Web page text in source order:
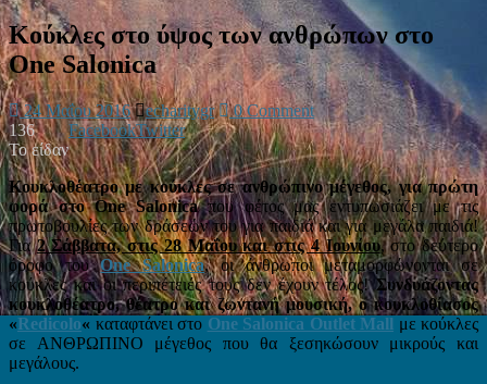
Κούκλες στο ύψος των ανθρώπων στο
One Salonica
24 Μαΐου 2016 echaritygr
0 Comment
136
Το είδαν
FacebookTwitter
Κουκλοθέατρο με κούκλες σε ανθρώπινο μέγεθος, για πρώτη
φορά στο One Salonicaπου φέτος μας εντυπωσιάζει με τις
πρωτοβουλίες των δράσεών του για παιδιά και για μεγάλα παιδιά!
Για2 Σάββατα, στις 28 Μαΐου και στις 4 Ιουνίου, στο δεύτερο
όροφο τουOne Salonica, οι άνθρωποι μεταμορφώνονται σε
κούκλες και οι περιπέτειές τους δεν έχουν τέλος!Συνδυάζοντας
κουκλοθέατρο, θέατρο και ζωντανή μουσική, ο κουκλοθίασος
«Redicolo« καταφτάνει στο One Salonica Outlet Mall με κούκλες
σε ΑΝΘΡΩΠΙΝΟ μέγεθος που θα ξεσηκώσουν μικρούς και
μεγάλους.